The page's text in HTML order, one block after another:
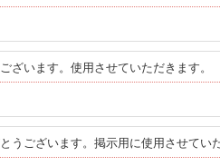
ざいます。使用させていただきます。
うございます。掲示用に使用させてい